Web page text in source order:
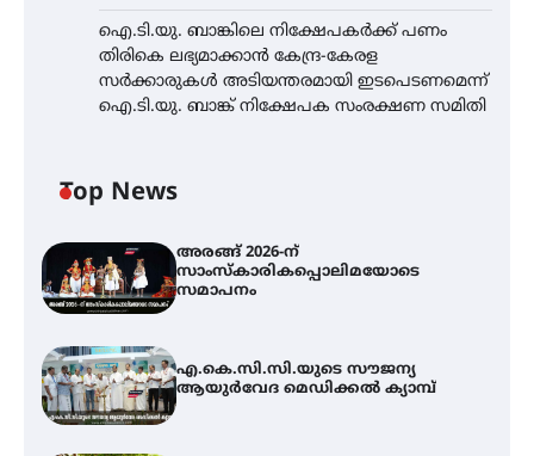
ഐ.ടി.യു. ബാങ്കിലെ നിക്ഷേപകർക്ക് പണം
തിരികെ ലഭ്യമാക്കാൻ കേന്ദ്ര-കേരള
സർക്കാരുകൾ അടിയന്തരമായി ഇടപെടണമെന്ന്
ഐ.ടി.യു. ബാങ്ക് നിക്ഷേപക സംരക്ഷണ സമിതി
Top News
അരങ്ങ് 2026-ന്
സാംസ്കാരികപ്പൊലിമയോടെ
സമാപനം
എ.കെ.സി.സി.യുടെ സൗജന്യ
ആയുർവേദ മെഡിക്കൽ ക്യാമ്പ്